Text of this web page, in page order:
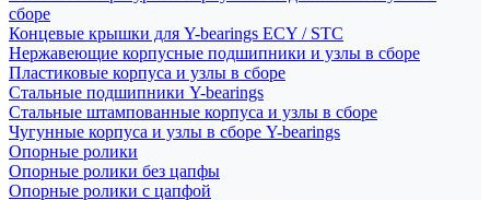
сборе
Концевые крышки для Y-bearings ECY / STC
Нержавеющие корпусные подшипники и узлы в сборе
Пластиковые корпуса и узлы в сборе
Стальные подшипники Y-bearings
Стальные штампованные корпуса и узлы в сборе
Чугунные корпуса и узлы в сборе Y-bearings
Опорные ролики
Опорные ролики без цапфы
Опорные ролики с цапфой